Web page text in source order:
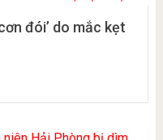
đói’ do mắc kẹt